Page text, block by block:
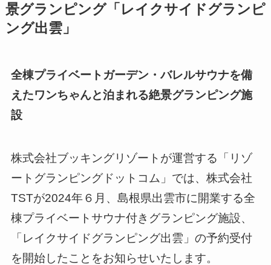
景グランピング「レイクサイドグランピ
ング出雲」
全棟プライベートガーデン・バレルサウナを備
えたワンちゃんと泊まれる絶景グランピング施
設
株式会社ブッキングリゾートが運営する「リゾ
ートグランピングドットコム」では、株式会社
TSTが2024年６月、島根県出雲市に開業する全
棟プライベートサウナ付きグランピング施設、
「レイクサイドグランピング出雲」の予約受付
を開始したことをお知らせいたします。